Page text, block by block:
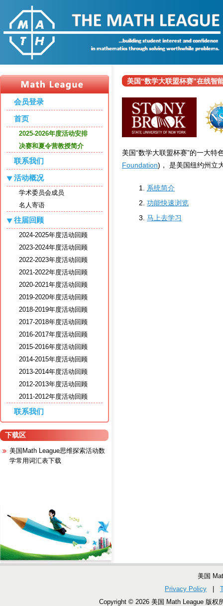
会员登录
首页
2025-2026年度活动安排
决赛和夏令营教授简介
联系我们
活动概况
学术委员会成员
名人寄语
往届回顾
2024-2025年度活动回顾
2023-2024年度活动回顾
2022-2023年度活动回顾
2021-2022年度活动回顾
2020-2021年度活动回顾
2019-2020年度活动回顾
2018-2019年度活动回顾
2017-2018年度活动回顾
2016-2017年度活动回顾
2015-2016年度活动回顾
2014-2015年度活动回顾
2013-2014年度活动回顾
2012-2013年度活动回顾
2011-2012年度活动回顾
联系我们
下载区
美国Math League思维探索活动数
学常用词汇表下载
美国“数学大联盟杯赛”在线智
美国“数学大联盟杯赛”的一大
Foundation)， 是美国纽约州立
系统简介
功能快速浏览
马上去学习
美国
Privacy Policy
Copyright © 2026 美国 Math League 版